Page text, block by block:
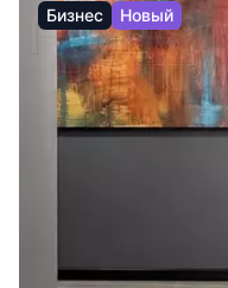
Бизнес Новый